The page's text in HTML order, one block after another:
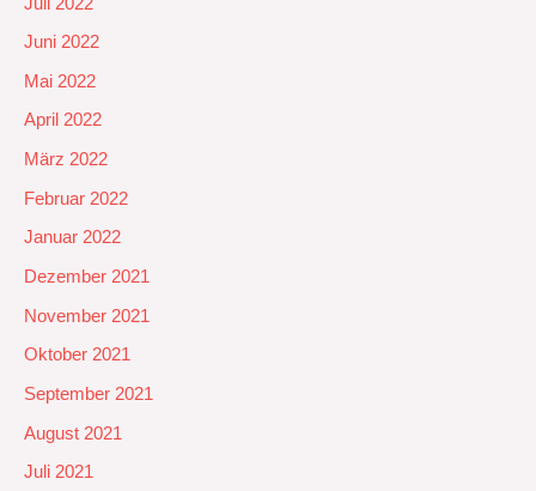
Juni 2022
Mai 2022
April 2022
März 2022
Februar 2022
Januar 2022
Dezember 2021
November 2021
Oktober 2021
September 2021
August 2021
Juli 2021